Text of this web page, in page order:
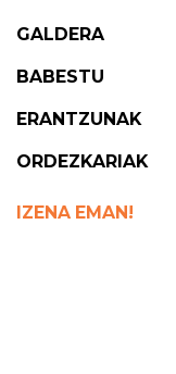
GALDERA
BABESTU
ERANTZUNAK
ORDEZKARIAK
IZENA EMAN!